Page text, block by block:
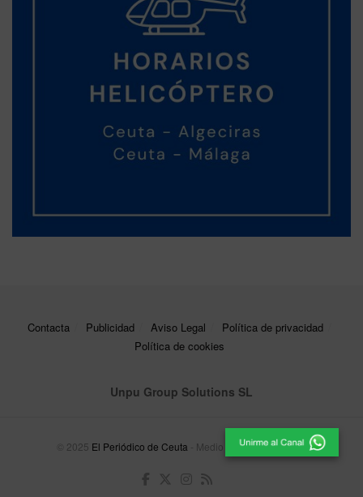
Contacta Publicidad Aviso Legal
Política de privacidad
Política de cookies
Unpu Group Solutions SL
© 2025 El Periódico de Ceuta - Medio de Comunicación